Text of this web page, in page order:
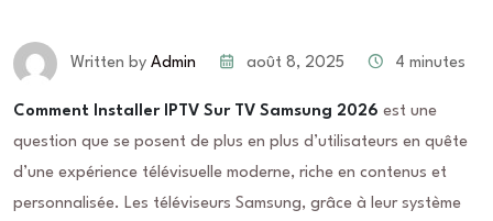
Written by Admin août 8, 2025 4 minutes
Comment Installer IPTV Sur TV Samsung 2026 est une
question que se posent de plus en plus d’utilisateurs en quête
d’une expérience télévisuelle moderne, riche en contenus et
personnalisée. Les téléviseurs Samsung, grâce à leur système